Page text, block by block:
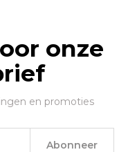
onze
en promoties
Abonneer